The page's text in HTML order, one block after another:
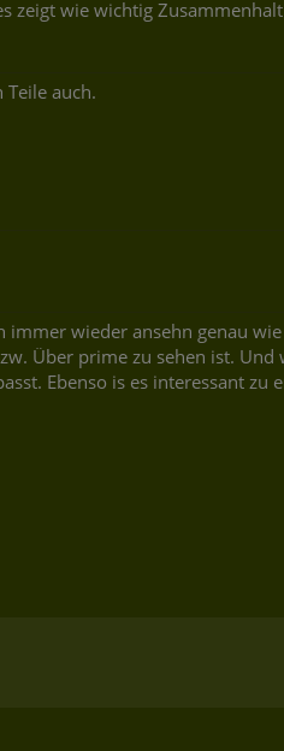
wie wichtig Zusammenhalt
auch.
wieder ansehn genau
Über prime zu sehen ist.
Ebenso is es interessant zu